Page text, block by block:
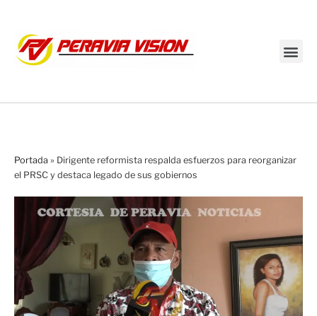
Portada » Dirigente reformista respalda esfuerzos para reorganizar
el PRSC y destaca legado de sus gobiernos